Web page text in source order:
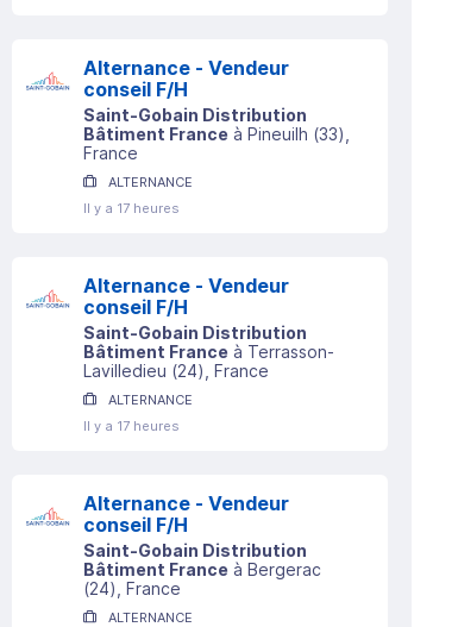
Alternance - Vendeur
conseil F/H
Saint-Gobain Distribution
Bâtiment France à Pineuilh (33)
France
ALTERNANCE
Il y a 17 heures
Alternance - Vendeur
conseil F/H
Saint-Gobain Distribution
Bâtiment France à Terrasson-
Lavilledieu (24) , France
ALTERNANCE
Il y a 17 heures
Alternance - Vendeur
conseil F/H
Saint-Gobain Distribution
Bâtiment France à Bergerac
(24) , France
ALTERNANCE